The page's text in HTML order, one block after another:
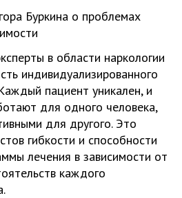
в области наркологии
индивидуализированного
пациент уникален, и
для одного человека,
для другого. Это
гибкости и способности
лечения в зависимости от
каждого